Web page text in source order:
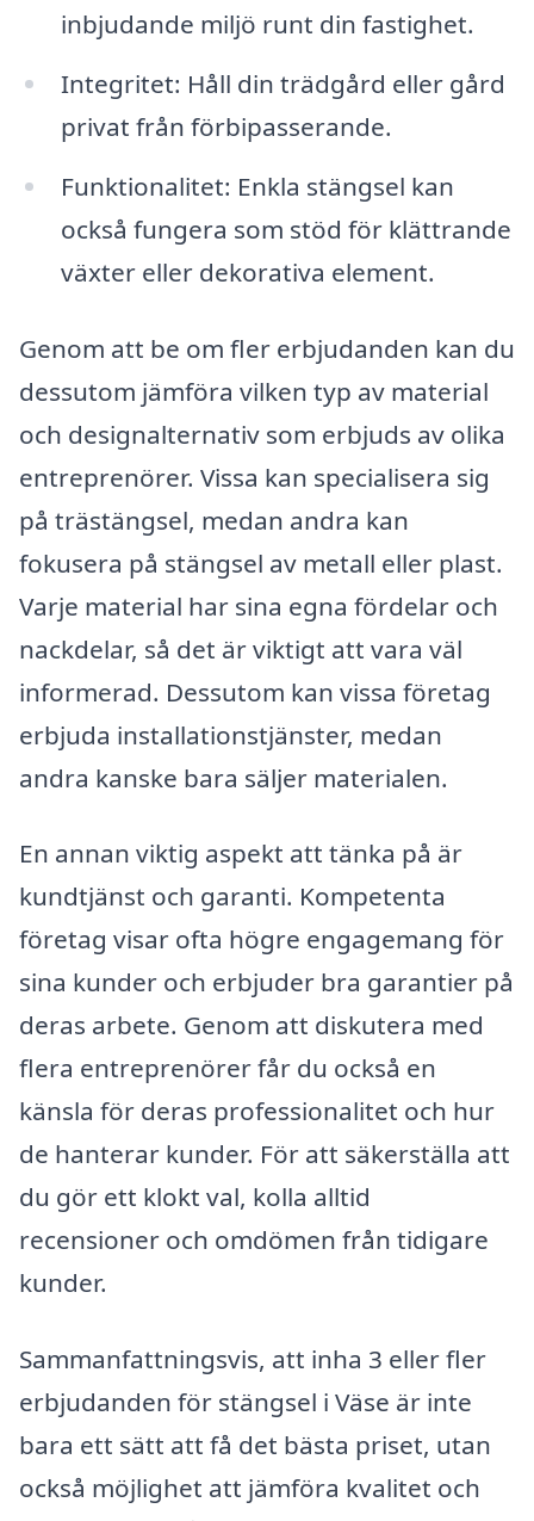
inbjudande miljö runt din fastighet.
Integritet: Håll din trädgård eller gård
privat från förbipasserande.
Funktionalitet: Enkla stängsel kan
också fungera som stöd för klättrande
växter eller dekorativa element.
Genom att be om fler erbjudanden kan du
dessutom jämföra vilken typ av material
och designalternativ som erbjuds av olika
entreprenörer. Vissa kan specialisera sig
på trästängsel, medan andra kan
fokusera på stängsel av metall eller plast.
Varje material har sina egna fördelar och
nackdelar, så det är viktigt att vara väl
informerad. Dessutom kan vissa företag
erbjuda installationstjänster, medan
andra kanske bara säljer materialen.
En annan viktig aspekt att tänka på är
kundtjänst och garanti. Kompetenta
företag visar ofta högre engagemang för
sina kunder och erbjuder bra garantier på
deras arbete. Genom att diskutera med
flera entreprenörer får du också en
känsla för deras professionalitet och hur
de hanterar kunder. För att säkerställa att
du gör ett klokt val, kolla alltid
recensioner och omdömen från tidigare
kunder.
Sammanfattningsvis, att inha 3 eller fler
erbjudanden för stängsel i Väse är inte
bara ett sätt att få det bästa priset, utan
också möjlighet att jämföra kvalitet och